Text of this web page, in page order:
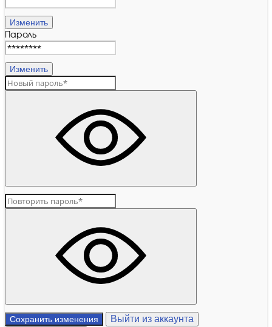
Изменить
Пароль
Изменить
Сохранить изменения
Выйти из аккаунта